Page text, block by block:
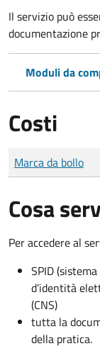
Il servizio può
documentazione
Moduli da
Costi
Tipo di pagamento
Importo
Marca da bollo
Cosa
Per accedere al
SPID
d’identità
(CNS)
tutta la
della pratica.